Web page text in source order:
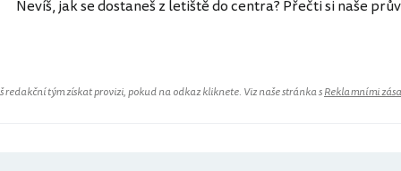
Nevíš, jak se dostaneš z letiště do centra? Přečti si naše
tým získat provizi, pokud na odkaz kliknete. Viz naše stránka sReklamními